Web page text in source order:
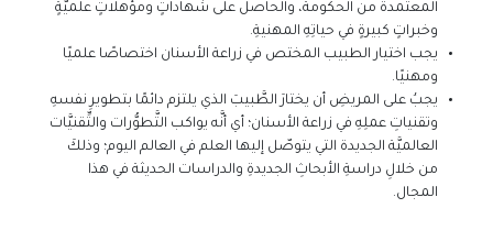
المعتمدة من الحكومة، والحاصل على شهاداتٍ ومؤهلاتٍ علميّةٍ
وخبراتٍ كبيرةٍ في حياتِهِ المهنيةِ.
يجب اختيار الطبيب المختص في زراعة الأسنان اختصاصًا علميًا
ومهنيًا.
يجبُ على المريضِ أن يختارَ الطَّبيبَ الذي يلتزم دائمًا بتطويرِ نفسهِ
وتقنياتِ عملِهِ في زراعة الأسنان؛ أي أنَّه يواكب التَّطوُّرات والتِّقنيَّات
العالميَّة الجديدة التي يتوصّل إليها العلم في العالم اليوم؛ وذلكَ
من خلالِ دراسةِ الأبحاثِ الجديدةِ والدراسات الحديثة في هذا
المجال.